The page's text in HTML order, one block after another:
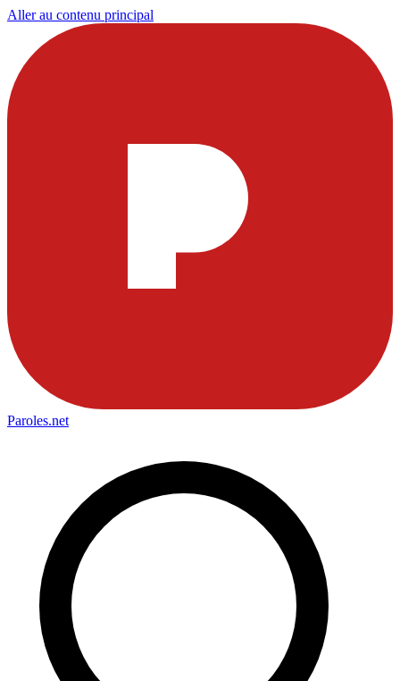
Aller au contenu principal
Paroles.net